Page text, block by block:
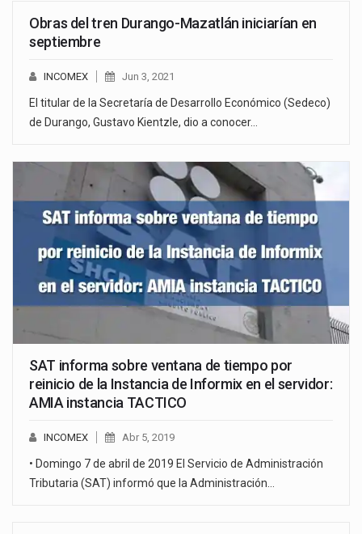
Obras del tren Durango-Mazatlán iniciarían en
septiembre
INCOMEX Jun 3, 2021
El titular de la Secretaría de Desarrollo Económico (Sedeco)
de Durango, Gustavo Kientzle, dio a conocer…
SAT informa sobre ventana de tiempo por
reinicio de la Instancia de Informix en el servidor:
AMIA instancia TACTICO
INCOMEX Abr 5, 2019
• Domingo 7 de abril de 2019 El Servicio de Administración
Tributaria (SAT) informó que la Administración…